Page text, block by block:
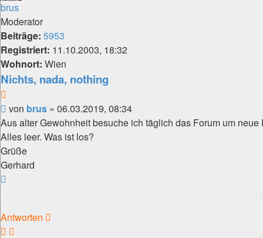
brus
Moderator
Beiträge: 5953
Registriert: 11.10.2003, 18:32
Wohnort: Wien
Nichts, nada, nothing
Beitrag
von brus » 06.03.2019, 08:34
Aus alter Gewohnheit besuche ich täglich das Forum um neue
Alles leer. Was ist los?
Grüße
Gerhard
Antworten